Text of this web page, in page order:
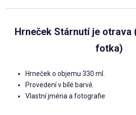
Hrneček Stárnutí je otrava
fotka)
Hrneček o objemu 330 ml.
Provedení v bílé barvě.
Vlastní jména a fotografie